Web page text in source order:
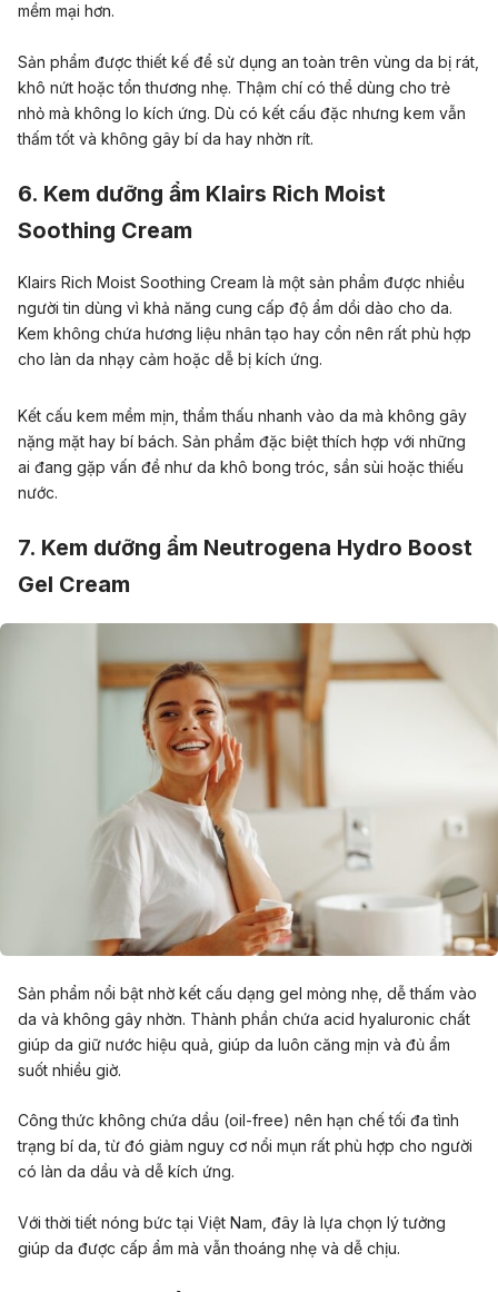
mềm mại hơn.
Sản phẩm được thiết kế để sử dụng an toàn trên vùng da bị rát,
khô nứt hoặc tổn thương nhẹ. Thậm chí có thể dùng cho trẻ
nhỏ mà không lo kích ứng. Dù có kết cấu đặc nhưng kem vẫn
thấm tốt và không gây bí da hay nhờn rít.
6. Kem dưỡng ẩm Klairs Rich Moist
Soothing Cream
Klairs Rich Moist Soothing Cream là một sản phẩm được nhiều
người tin dùng vì khả năng cung cấp độ ẩm dồi dào cho da.
Kem không chứa hương liệu nhân tạo hay cồn nên rất phù hợp
cho làn da nhạy cảm hoặc dễ bị kích ứng.
Kết cấu kem mềm mịn, thẩm thấu nhanh vào da mà không gây
nặng mặt hay bí bách. Sản phẩm đặc biệt thích hợp với những
ai đang gặp vấn đề như da khô bong tróc, sần sùi hoặc thiếu
nước.
7. Kem dưỡng ẩm Neutrogena Hydro Boost
Gel Cream
Sản phẩm nổi bật nhờ kết cấu dạng gel mỏng nhẹ, dễ thấm vào
da và không gây nhờn. Thành phần chứa acid hyaluronic chất
giúp da giữ nước hiệu quả, giúp da luôn căng mịn và đủ ẩm
suốt nhiều giờ.
Công thức không chứa dầu (oil-free) nên hạn chế tối đa tình
trạng bí da, từ đó giảm nguy cơ nổi mụn rất phù hợp cho người
có làn da dầu và dễ kích ứng.
Với thời tiết nóng bức tại Việt Nam, đây là lựa chọn lý tưởng
giúp da được cấp ẩm mà vẫn thoáng nhẹ và dễ chịu.